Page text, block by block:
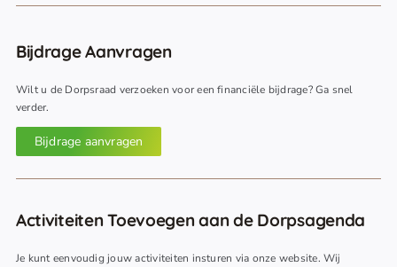
Bijdrage Aanvragen
Wilt u de Dorpsraad verzoeken voor een financiële bijdrage? Ga snel
verder.
Bijdrage aanvragen
Activiteiten Toevoegen aan de Dorpsagenda
Je kunt eenvoudig jouw activiteiten insturen via onze website. Wij